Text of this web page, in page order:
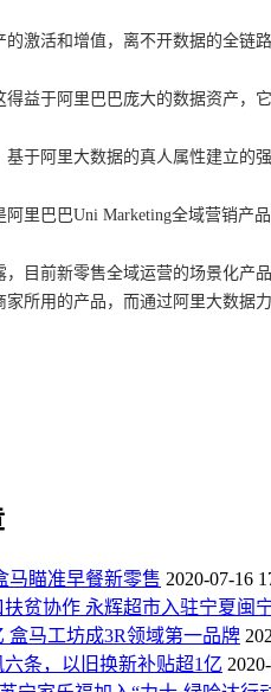
的激活和增值，离不开数据的全链
得益于阿里巴巴庞大的数据资产，
基于阿里大数据的真人属性建立的
阿里巴巴Uni Marketing全域营销产
，目前新零售全域运营的场景化产
家所用的产品，而通过阿里大数据
马瞄准早餐新零售 2020-07-16
贫协作 永辉超市入驻宁夏闽
盒马工坊成3R领域第一品牌
条，以旧换新补贴超1亿